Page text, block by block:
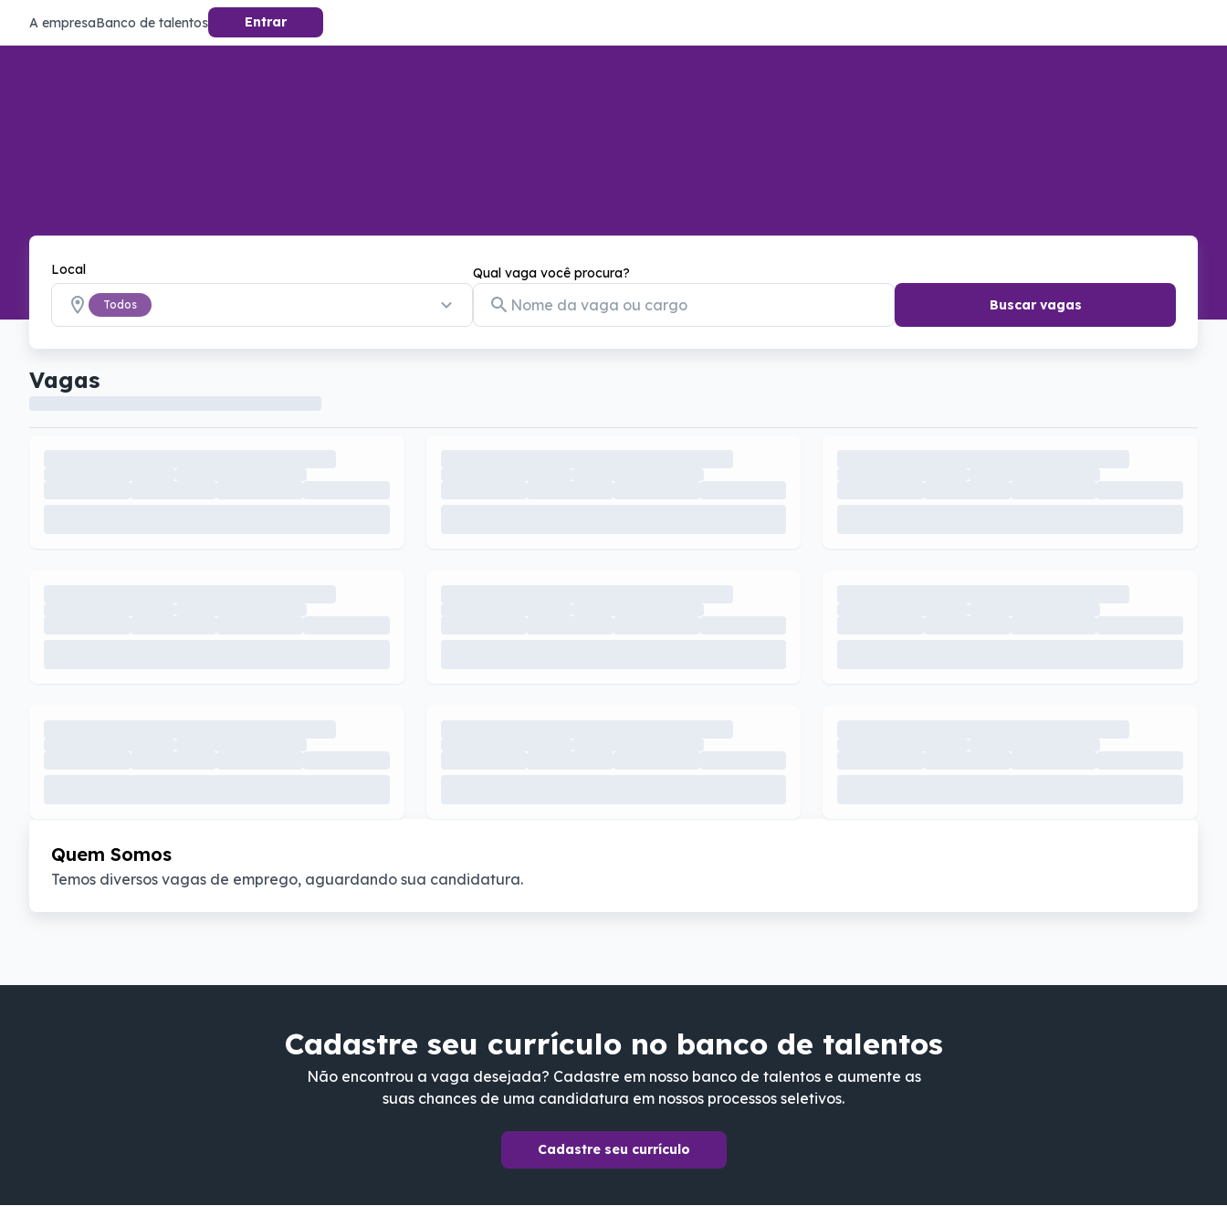
A empresaBanco de talentos Entrar
Local
Todos
Qual vaga você procura?
Buscar vagas
Vagas
Quem Somos
Temos diversos vagas de emprego, aguardando sua candidatura.
Cadastre seu currículo no banco de talentos
Não encontrou a vaga desejada? Cadastre em nosso banco de talentos e aumente as
suas chances de uma candidatura em nossos processos seletivos.
Cadastre seu currículo